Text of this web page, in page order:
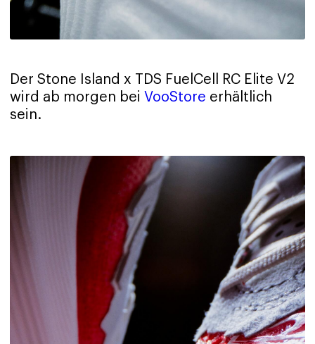
Der Stone Island x TDS FuelCell RC Elite V2
wird ab morgen bei VooStore erhältlich
sein.